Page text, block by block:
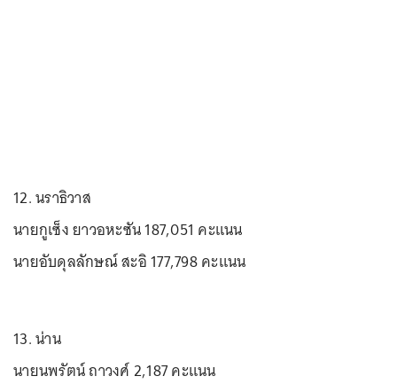
12. นราธิวาส
นายกูเซ็ง ยาวอหะซัน 187,051 คะแนน
นายอับดุลลักษณ์ สะอิ 177,798 คะแนน
13. น่าน
นายนพรัตน์ ถาวงศ์ 2,187 คะแนน